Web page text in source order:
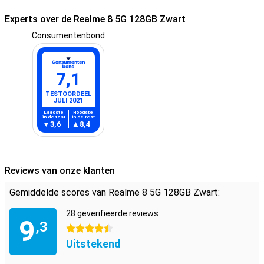
Experts over de Realme 8 5G 128GB Zwart
Consumentenbond
7,1
TESTOORDEEL
JULI 2021
Laagste
in de test
3,6
Hoogste
in de test
8,4
Reviews van onze klanten
Gemiddelde scores van Realme 8 5G 128GB Zwart:
9,3
28 geverifieerde reviews
4.5 sterren
Uitstekend